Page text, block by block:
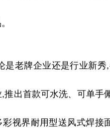
是老牌企业还是行业新
推出首款可水洗、可单手
视界耐用型送风式焊接